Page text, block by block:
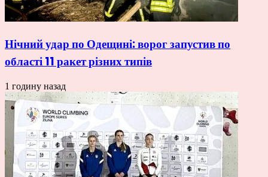
Нічний удар по Одещині: ворог запустив по
області 11 ракет різних типів
1 годину назад